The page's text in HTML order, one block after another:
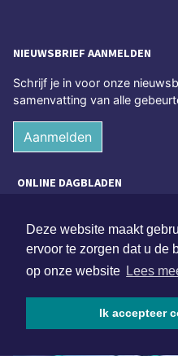
Deze website maakt
ervoor te zorgen dat u de
op onze website Lees
Ik accepteer
NIEUWSBRIEF AANMELDEN
Schrijf je in voor onze
samenvatting van alle
Aanmelden
ONLINE DAGBLADEN